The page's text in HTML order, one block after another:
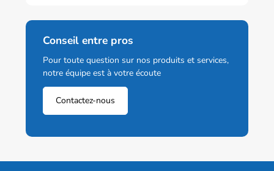
Conseil entre pros
Pour toute question sur nos produits et services,
notre équipe est à votre écoute
Contactez-nous